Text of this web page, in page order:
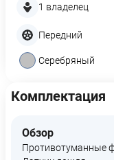
1 владелец
Передний
Серебряный
Комплектация
Обзор
Противотуманные